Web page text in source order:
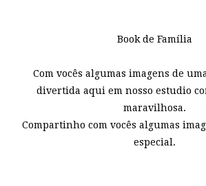
Book de Família
Com vocês algumas imagens de
divertida aqui em nosso estudio
maravilhosa.
Compartinho com vocês algumas
especial.